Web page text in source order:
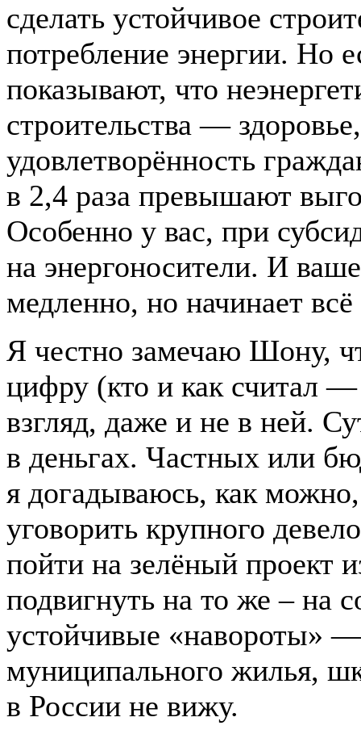
сделать устойчивое
потребление энергии. Но
показывают, что
строительства —
удовлетворённость
в 2,4 раза превышают
Особенно у вас, при
на энергоносители. И
медленно, но начинает всё
Я честно замечаю Шону,
цифру (кто и как считал
взгляд, даже и не в ней.
в деньгах. Частных или
я догадываюсь, как
уговорить крупного
пойти на зелёный проект
подвигнуть на то же – на
устойчивые «навороты»
муниципального жилья,
в России не вижу.